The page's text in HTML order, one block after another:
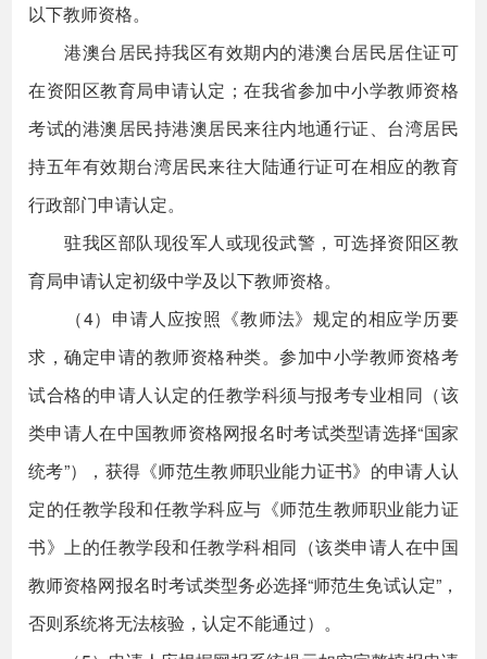
以下教师资格。
港澳台居民持我区有效期内的港澳台居民居住证可
在资阳区教育局申请认定；在我省参加中小学教师资格
考试的港澳居民持港澳居民来往内地通行证、台湾居民
持五年有效期台湾居民来往大陆通行证可在相应的教育
行政部门申请认定。
驻我区部队现役军人或现役武警，可选择资阳区教
育局申请认定初级中学及以下教师资格。
（4）申请人应按照《教师法》规定的相应学历要
求，确定申请的教师资格种类。参加中小学教师资格考
试合格的申请人认定的任教学科须与报考专业相同（该
类申请人在中国教师资格网报名时考试类型请选择“国家
统考”），获得《师范生教师职业能力证书》的申请人认
定的任教学段和任教学科应与《师范生教师职业能力证
书》上的任教学段和任教学科相同（该类申请人在中国
教师资格网报名时考试类型务必选择“师范生免试认定”，
否则系统将无法核验，认定不能通过）。